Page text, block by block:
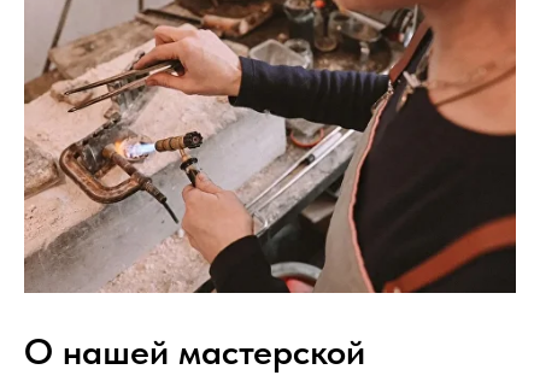
О нашей мастерской